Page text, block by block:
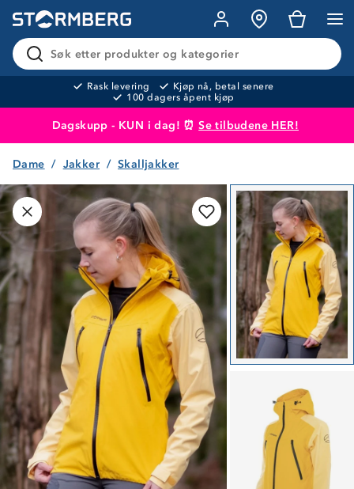
Søk etter produkter og kategorier
Rask levering
Kjøp nå, betal senere
100 dagers åpent kjøp
Dagskupp - KUN i dag! ⏰Se tilbudene HER!
Produktet er lagt i handlekurven
Dame Jakker Skalljakker